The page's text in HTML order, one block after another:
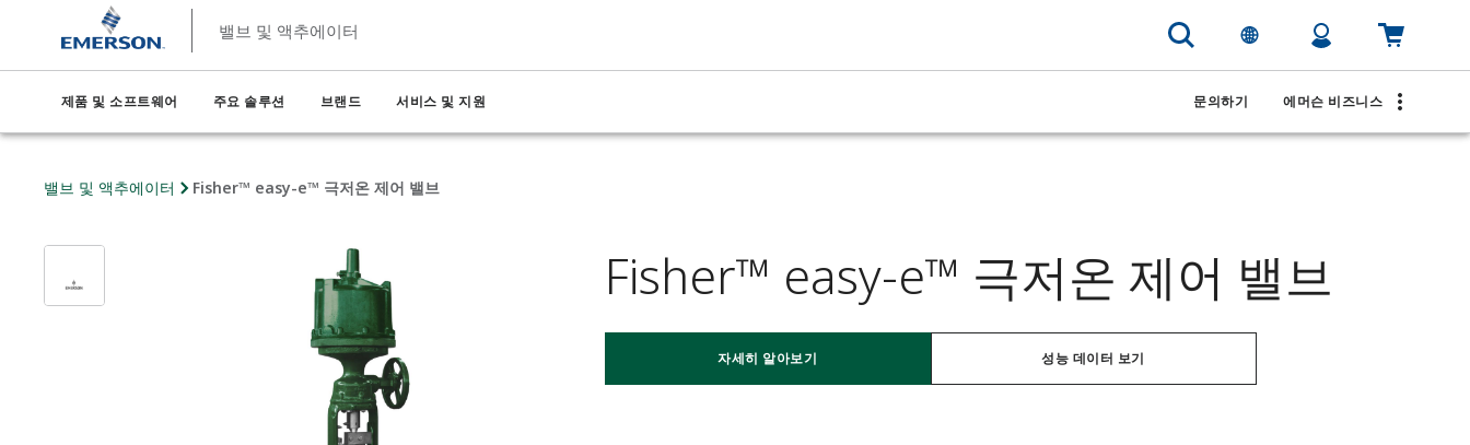
밸브 및 액추에이터
제품 및 소프트웨어 주요 솔루션 브랜드 서비스 및 지원 문의하기 에머슨 비즈니스
밸브 및 액추에이터 Fisher™ easy-e™ 극저온 제어 밸브
Fisher™ easy-e™ 극저온 제어 밸브
자세히 알아보기 성능 데이터 보기